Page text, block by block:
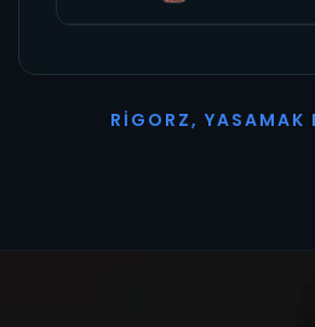
R I G O R Z, YASAMAK I